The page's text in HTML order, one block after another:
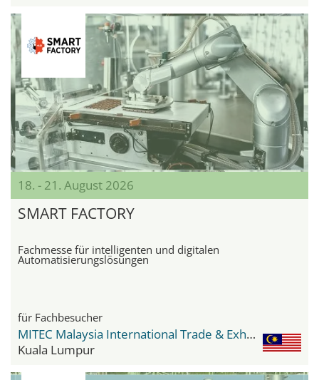
18. - 21. August 2026
SMART FACTORY
Fachmesse für intelligenten und digitalen
Automatisierungslösungen
für Fachbesucher
MITEC Malaysia International Trade & Exhibition Centre
Kuala Lumpur